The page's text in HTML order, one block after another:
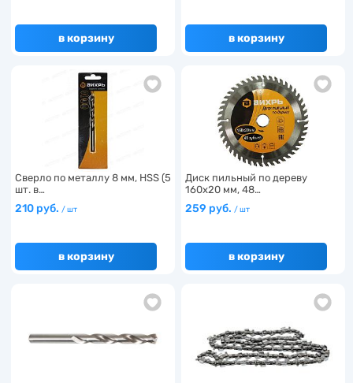
в корзину в корзину
Сверло по металлу 8 мм, HSS (5
шт. в…
210 руб. / шт
в корзину
Диск пильный по дереву
160х20 мм, 48…
259 руб. / шт
в корзину